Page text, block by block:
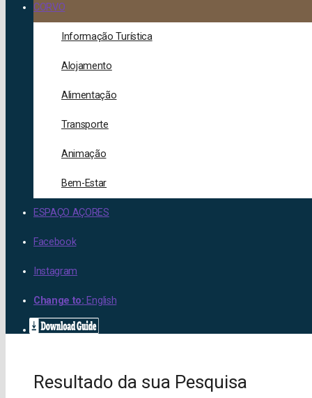
CORVO
Informação Turística
Alojamento
Alimentação
Transporte
Animação
Bem-Estar
ESPAÇO AÇORES
Facebook
Instagram
Change to: English
Resultado da sua Pesquisa